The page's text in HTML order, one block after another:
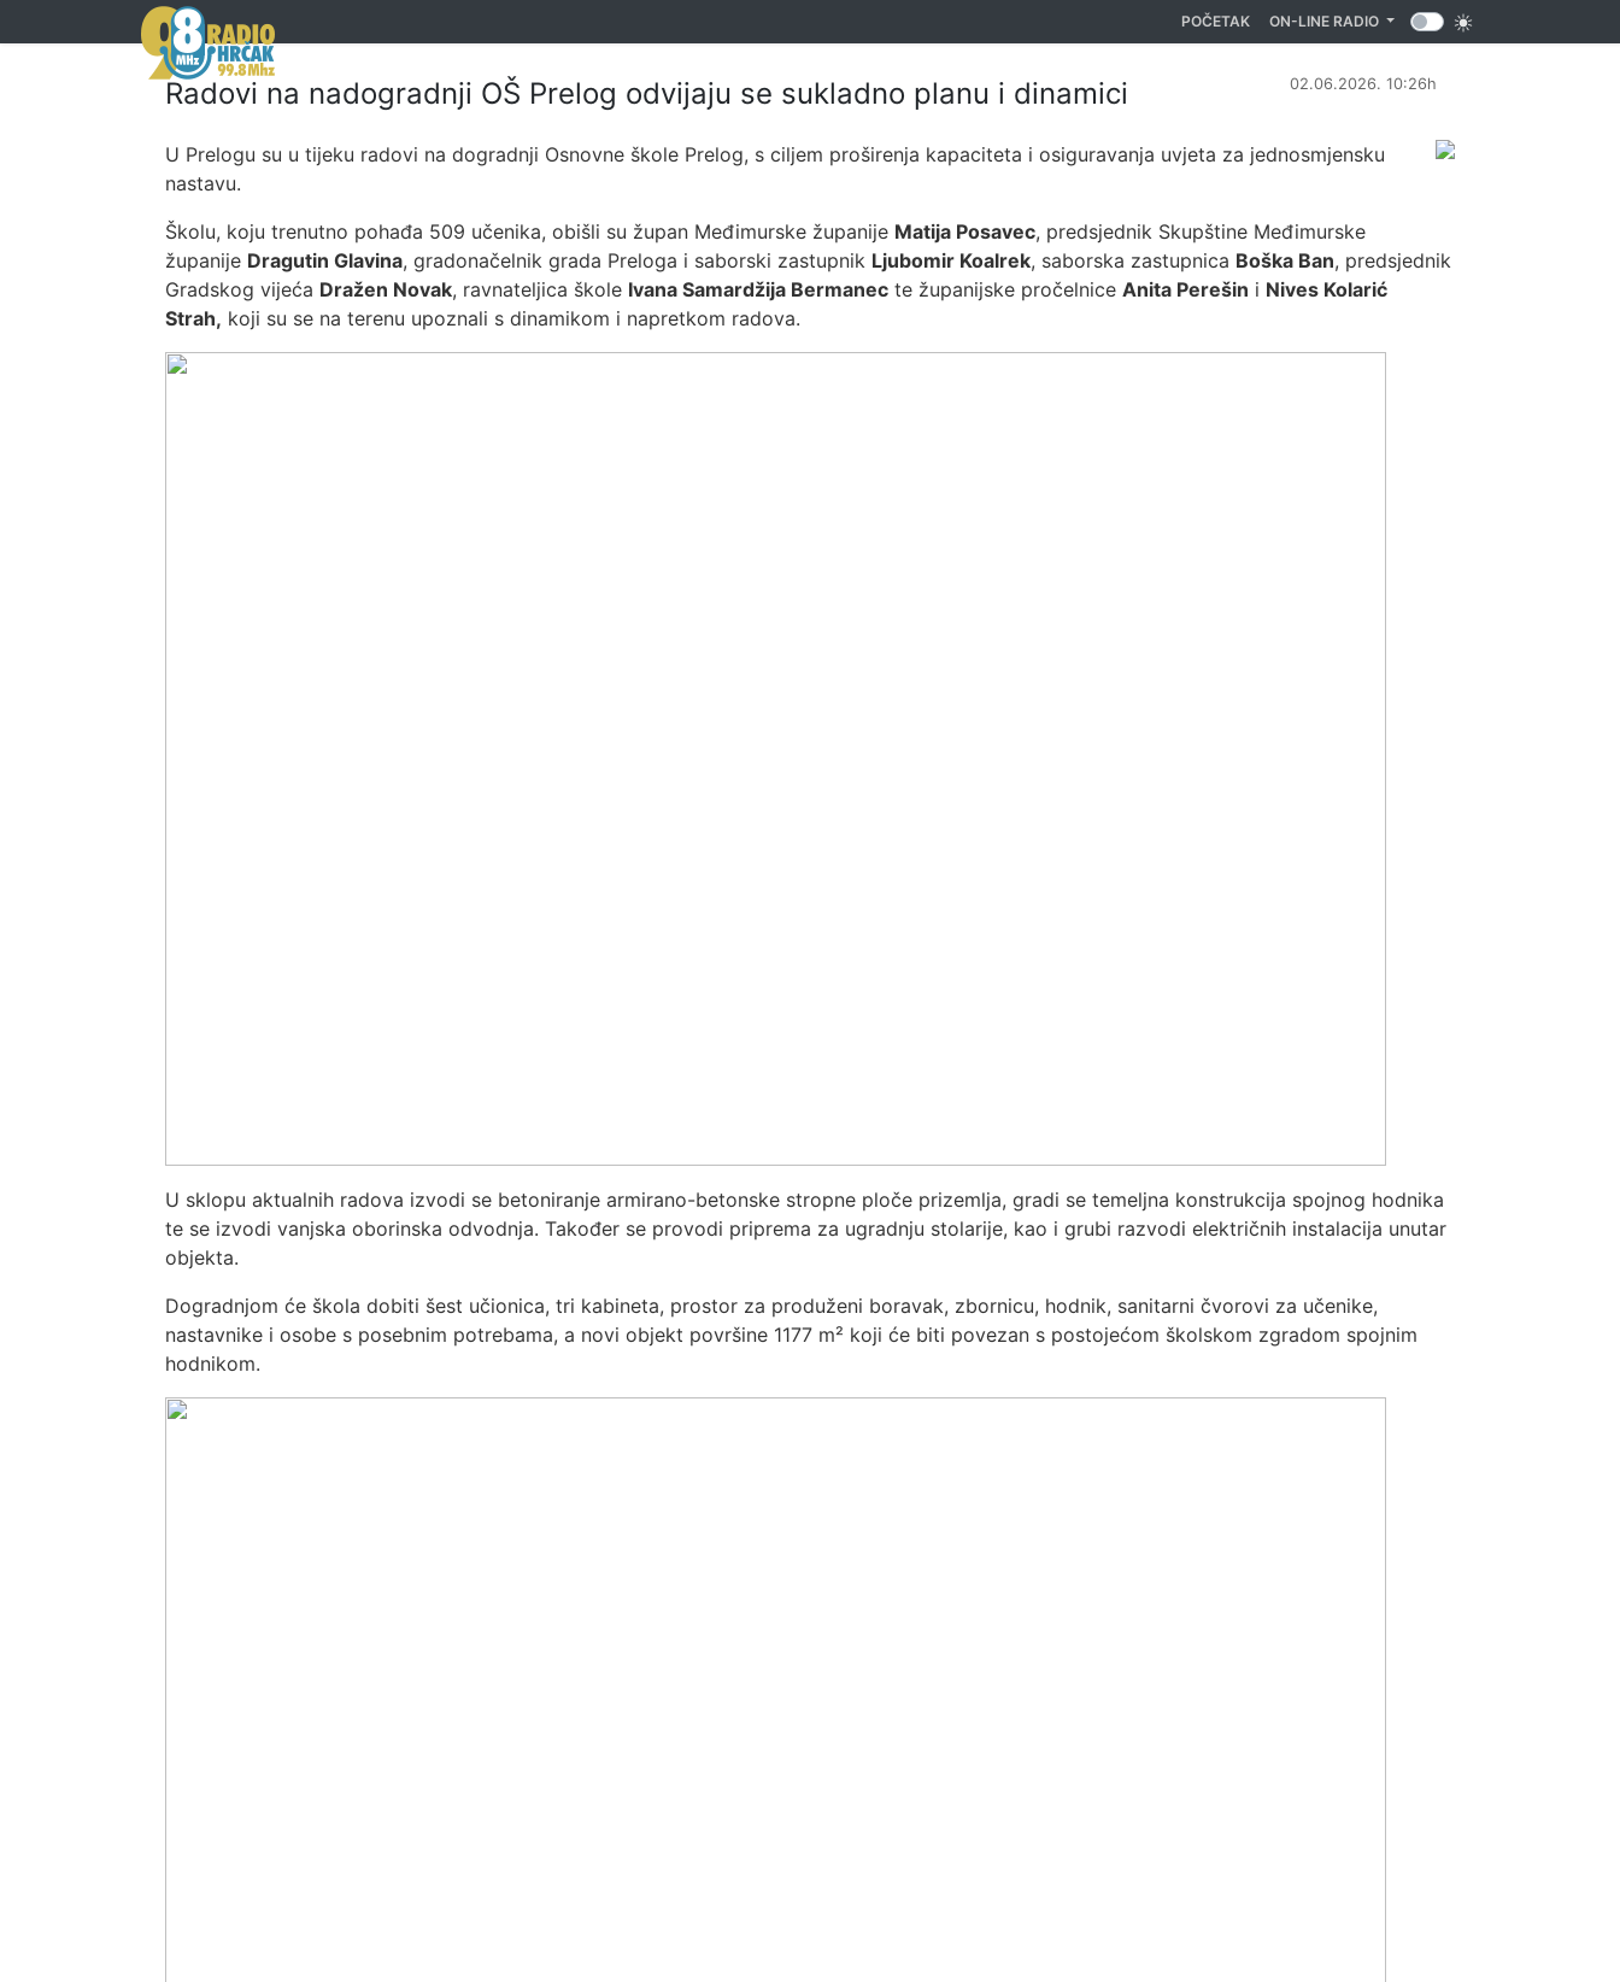
POČETAK(CURRENT)
ON-LINE RADIO
Radovi na nadogradnji OŠ Prelog odvijaju se sukladno planu i dinamici 02.06.2026. 10:26h
U Prelogu su u tijeku radovi na dogradnji Osnovne škole Prelog, s ciljem proširenja kapaciteta i osiguravanja uvjeta za jednosmjensku
nastavu.
Školu, koju trenutno pohađa 509 učenika, obišli su župan Međimurske županije Matija Posavec, predsjednik Skupštine Međimurske
županije Dragutin Glavina, gradonačelnik grada Preloga i saborski zastupnik Ljubomir Koalrek, saborska zastupnica Boška Ban, predsjednik
Gradskog vijeća Dražen Novak, ravnateljica škole Ivana Samardžija Bermanec te županijske pročelnice Anita Perešin i Nives Kolarić
Strah, koji su se na terenu upoznali s dinamikom i napretkom radova.
U sklopu aktualnih radova izvodi se betoniranje armirano-betonske stropne ploče prizemlja, gradi se temeljna konstrukcija spojnog hodnika
te se izvodi vanjska oborinska odvodnja. Također se provodi priprema za ugradnju stolarije, kao i grubi razvodi električnih instalacija unutar
objekta.
Dogradnjom će škola dobiti šest učionica, tri kabineta, prostor za produženi boravak, zbornicu, hodnik, sanitarni čvorovi za učenike,
nastavnike i osobe s posebnim potrebama, a novi objekt površine 1177 m² koji će biti povezan s postojećom školskom zgradom spojnim
hodnikom.